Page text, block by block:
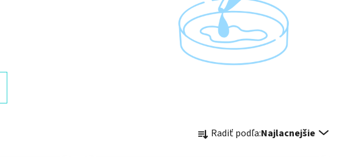
Radiť podľa:Najlacnejšie